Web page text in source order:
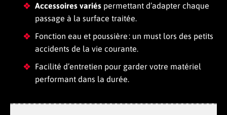
Accessoires variés permettant d’adapter chaque
passage à la surface traitée.
Fonction eau et poussière : un must lors des petits
accidents de la vie courante.
Facilité d’entretien pour garder votre matériel
performant dans la durée.